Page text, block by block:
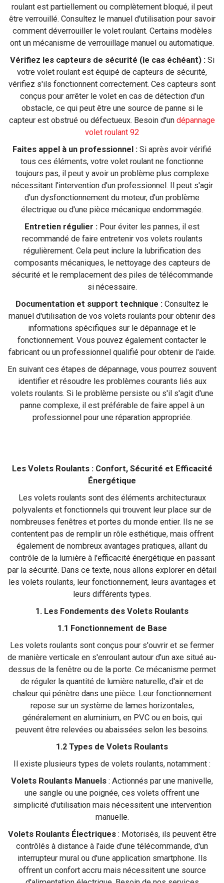
roulant est partiellement ou complètement bloqué, il peut
être verrouillé. Consultez le manuel d'utilisation pour savoir
comment déverrouiller le volet roulant. Certains modèles
ont un mécanisme de verrouillage manuel ou automatique.
Vérifiez les capteurs de sécurité (le cas échéant) :Si
votre volet roulant est équipé de capteurs de sécurité,
vérifiez s'ils fonctionnent correctement. Ces capteurs sont
conçus pour arrêter le volet en cas de détection d'un
obstacle, ce qui peut être une source de panne si le
capteur est obstrué ou défectueux. Besoin d'un dépannage
volet roulant 92
Faites appel à un professionnel : Si après avoir vérifié
tous ces éléments, votre volet roulant ne fonctionne
toujours pas, il peut y avoir un problème plus complexe
nécessitant l'intervention d'un professionnel. Il peut s'agir
d'un dysfonctionnement du moteur, d'un problème
électrique ou d'une pièce mécanique endommagée.
Entretien régulier : Pour éviter les pannes, il est
recommandé de faire entretenir vos volets roulants
régulièrement. Cela peut inclure la lubrification des
composants mécaniques, le nettoyage des capteurs de
sécurité et le remplacement des piles de télécommande
si nécessaire.
Documentation et support technique : Consultez le
manuel d'utilisation de vos volets roulants pour obtenir des
informations spécifiques sur le dépannage et le
fonctionnement. Vous pouvez également contacter le
fabricant ou un professionnel qualifié pour obtenir de l'aide.
En suivant ces étapes de dépannage, vous pourrez souvent
identifier et résoudre les problèmes courants liés aux
volets roulants. Si le problème persiste ou s'il s'agit d'une
panne complexe, il est préférable de faire appel à un
professionnel pour une réparation appropriée.
Les Volets Roulants : Confort, Sécurité et Efficacité
Énergétique
Les volets roulants sont des éléments architecturaux
polyvalents et fonctionnels qui trouvent leur place sur de
nombreuses fenêtres et portes du monde entier. Ils ne se
contentent pas de remplir un rôle esthétique, mais offrent
également de nombreux avantages pratiques, allant du
contrôle de la lumière à l'efficacité énergétique en passant
par la sécurité. Dans ce texte, nous allons explorer en détail
les volets roulants, leur fonctionnement, leurs avantages et
leurs différents types.
1. Les Fondements des Volets Roulants
1.1 Fonctionnement de Base
Les volets roulants sont conçus pour s'ouvrir et se fermer
de manière verticale en s'enroulant autour d'un axe situé au-
dessus de la fenêtre ou de la porte. Ce mécanisme permet
de réguler la quantité de lumière naturelle, d'air et de
chaleur qui pénètre dans une pièce. Leur fonctionnement
repose sur un système de lames horizontales,
généralement en aluminium, en PVC ou en bois, qui
peuvent être relevées ou abaissées selon les besoins.
1.2 Types de Volets Roulants
Il existe plusieurs types de volets roulants, notamment :
Volets Roulants Manuels : Actionnés par une manivelle,
une sangle ou une poignée, ces volets offrent une
simplicité d'utilisation mais nécessitent une intervention
manuelle.
Volets Roulants Électriques: Motorisés, ils peuvent être
contrôlés à distance à l'aide d'une télécommande, d'un
interrupteur mural ou d'une application smartphone. Ils
offrent un confort accru mais nécessitent une source